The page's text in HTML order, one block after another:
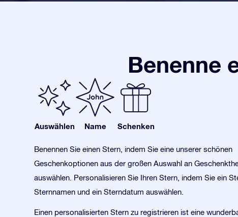
Benenne
Auswählen Name Schenken
Benennen Sie einen Stern, indem Sie eine unserer schönen
Geschenkoptionen aus der großen Auswahl an
auswählen. Personalisieren Sie Ihren Stern, indem Sie ein
Sternnamen und ein Sterndatum auswählen.
Einen personalisierten Stern zu registrieren ist eine